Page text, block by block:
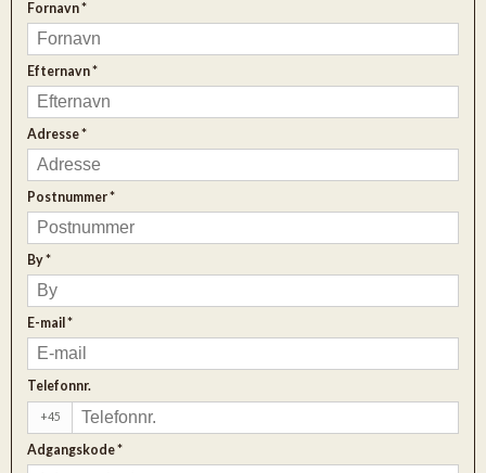
Fornavn*
Efternavn*
Adresse*
Postnummer*
By*
E-mail *
Telefonnr.
+45
Adgangskode*